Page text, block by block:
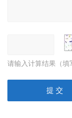
请输入计算结果（